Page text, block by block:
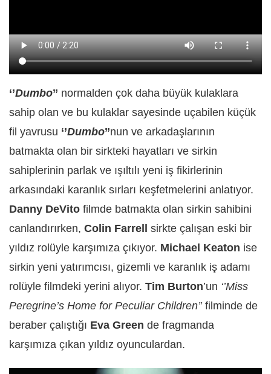
‘’Dumbo’’ normalden çok daha büyük kulaklara
sahip olan ve bu kulaklar sayesinde uçabilen küçük
fil yavrusu ‘’Dumbo’’nun ve arkadaşlarının
batmakta olan bir sirkteki hayatları ve sirkin
sahiplerinin parlak ve ışıltılı yeni iş fikirlerinin
arkasındaki karanlık sırları keşfetmelerini anlatıyor.
Danny DeVito filmde batmakta olan sirkin sahibini
canlandırırken, Colin Farrell
sirkte çalışan eski bir
yıldız rolüyle karşımıza çıkıyor. Michael Keaton ise
sirkin yeni yatırımcısı, gizemli ve karanlık iş adamı
rolüyle filmdeki yerini alıyor. Tim Burton’un ‘’Miss
Peregrine’s Home for Peculiar Children’’filminde de
beraber çalıştığı Eva Green de fragmanda
karşımıza çıkan yıldız oyunculardan.